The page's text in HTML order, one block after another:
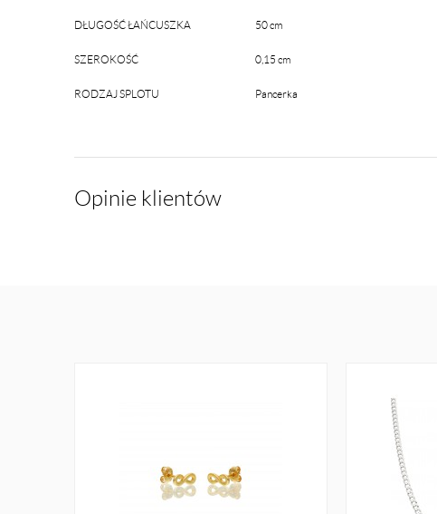
DŁUGOŚĆ ŁAŃCUSZKA 50 cm
SZEROKOŚĆ 0,15 cm
RODZAJ SPLOTU Pancerka
Opinie klientów